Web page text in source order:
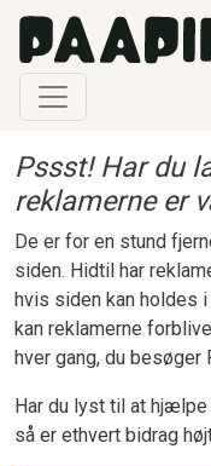
Gå til hovedindhold
Pssst! Har du
reklamerne er
De er for en stund
siden. Hidtil har
hvis siden kan holdes
kan reklamerne
hver gang, du besøger
Har du lyst til at hjælpe
så er ethvert bidrag